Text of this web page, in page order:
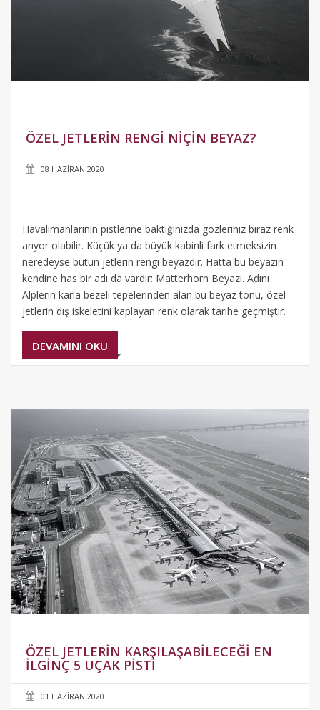
ÖZEL JETLERIN RENGI NIÇIN BEYAZ?
08 HAZIRAN 2020
Havalimanlarının pistlerine baktığınızda gözleriniz biraz renk
arıyor olabilir. Küçük ya da büyük kabinli fark etmeksizin
neredeyse bütün jetlerin rengi beyazdır. Hatta bu beyazın
kendine has bir adı da vardır: Matterhorn Beyazı. Adını
Alplerin karla bezeli tepelerinden alan bu beyaz tonu, özel
jetlerin dış iskeletini kaplayan renk olarak tarihe geçmiştir.
DEVAMINI OKU
ÖZEL JETLERIN KARŞILAŞABILECEĞI EN
İLGINÇ 5 UÇAK PISTI
01 HAZIRAN 2020